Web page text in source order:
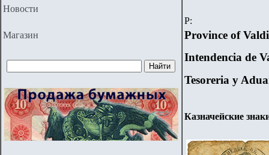
Новости
Магазин
P:
Province of
Intendencia de
Tesoreria y
Казначейские